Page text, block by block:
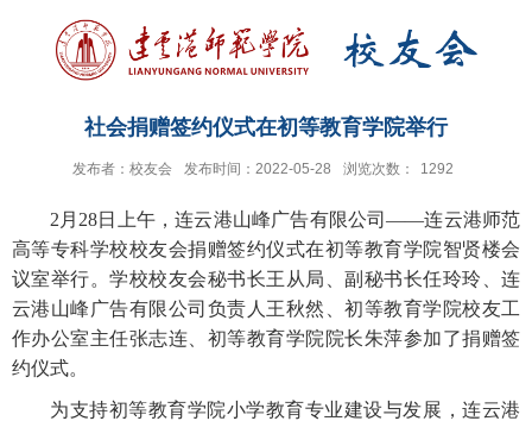
社会捐赠签约仪式在初等教育学院举行
发布者：校友会 发布时间：2022-05-28 浏览次数： 1292
2月28日上午，连云港山峰广告有限公司——连云港师范
高等专科学校校友会捐赠签约仪式在初等教育学院智贤楼会
议室举行。学校校友会秘书长王从局、副秘书长任玲玲、连
云港山峰广告有限公司负责人王秋然、初等教育学院校友工
作办公室主任张志连、初等教育学院院长朱萍参加了捐赠签
约仪式。
为支持初等教育学院小学教育专业建设与发展，连云港